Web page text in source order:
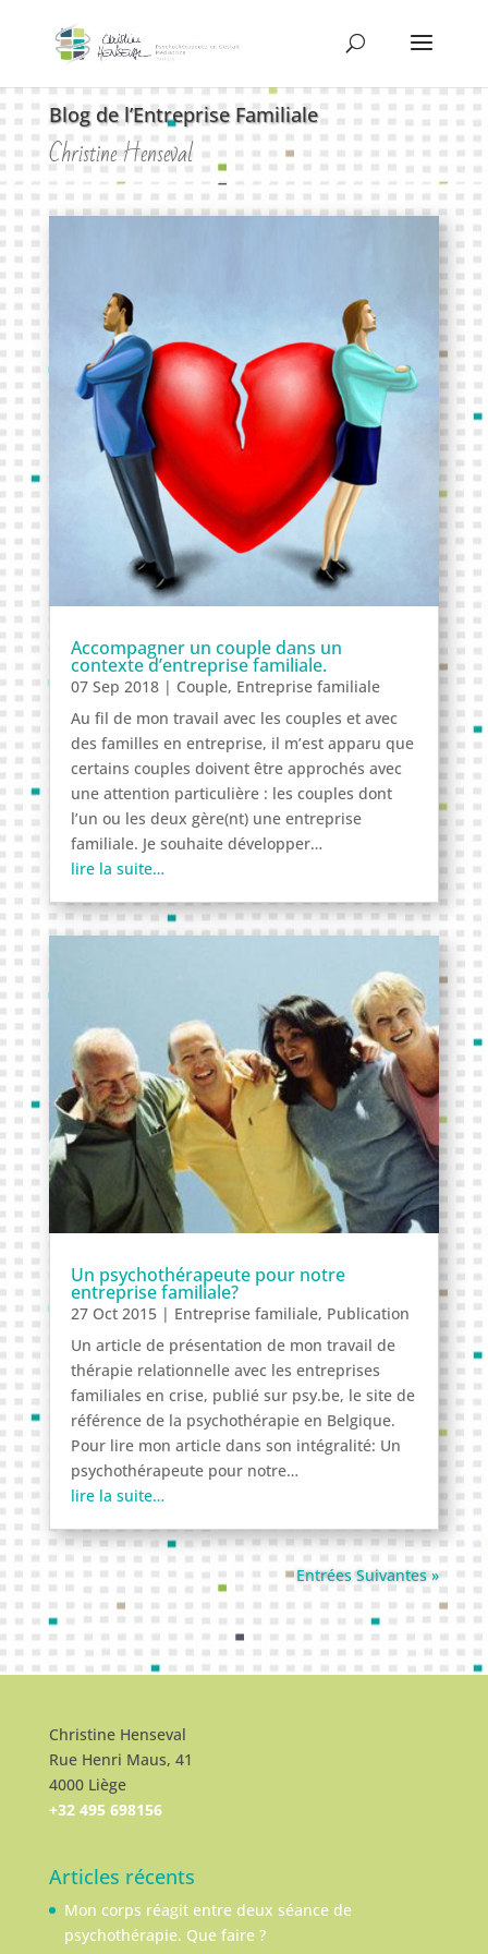
Blog de l’Entreprise Familiale
Christine Henseval
Accompagner un couple dans un
contexte d’entreprise familiale.
07 Sep 2018| Couple, Entreprise familiale
Au fil de mon travail avec les couples et avec
des familles en entreprise, il m’est apparu que
certains couples doivent être approchés avec
une attention particulière : les couples dont
l’un ou les deux gère(nt) une entreprise
familiale. Je souhaite développer…
lire la suite…
Un psychothérapeute pour notre
entreprise familiale?
27 Oct 2015| Entreprise familiale, Publication
Un article de présentation de mon travail de
thérapie relationnelle avec les entreprises
familiales en crise, publié sur psy.be, le site de
référence de la psychothérapie en Belgique.
Pour lire mon article dans son intégralité: Un
psychothérapeute pour notre…
lire la suite…
Entrées Suivantes »
Christine Henseval
Rue Henri Maus, 41
4000 Liège
+32 495 698156
Articles récents
Mon corps réagit entre deux séance de
psychothérapie. Que faire ?